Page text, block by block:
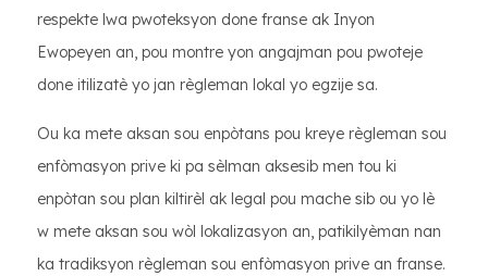
respekte lwa pwoteksyon done franse ak Inyon
Ewopeyen an, pou montre yon angajman pou pwoteje
done itilizatè yo jan règleman lokal yo egzije sa.
Ou ka mete aksan sou enpòtans pou kreye règleman sou
enfòmasyon prive ki pa sèlman aksesib men tou ki
enpòtan sou plan kiltirèl ak legal pou mache sib ou yo lè
w mete aksan sou wòl lokalizasyon an, patikilyèman nan
ka tradiksyon règleman sou enfòmasyon prive an franse.